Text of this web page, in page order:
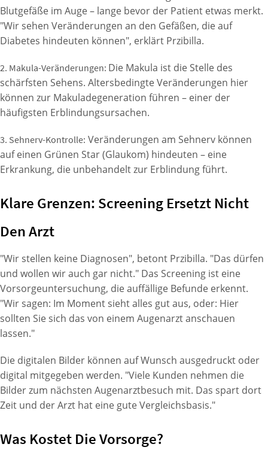
Blutgefäße im Auge – lange bevor der Patient etwas merkt.
"Wir sehen Veränderungen an den Gefäßen, die auf
Diabetes hindeuten können", erklärt Przibilla.
2. Makula-Veränderungen: Die Makula ist die Stelle des
schärfsten Sehens. Altersbedingte Veränderungen hier
können zur Makuladegeneration führen – einer der
häufigsten Erblindungsursachen.
3. Sehnerv-Kontrolle: Veränderungen am Sehnerv können
auf einen Grünen Star (Glaukom) hindeuten – eine
Erkrankung, die unbehandelt zur Erblindung führt.
Klare Grenzen: Screening Ersetzt Nicht
Den Arzt
"Wir stellen keine Diagnosen", betont Przibilla. "Das dürfen
und wollen wir auch gar nicht." Das Screening ist eine
Vorsorgeuntersuchung, die auffällige Befunde erkennt.
"Wir sagen: Im Moment sieht alles gut aus, oder: Hier
sollten Sie sich das von einem Augenarzt anschauen
lassen."
Die digitalen Bilder können auf Wunsch ausgedruckt oder
digital mitgegeben werden. "Viele Kunden nehmen die
Bilder zum nächsten Augenarztbesuch mit. Das spart dort
Zeit und der Arzt hat eine gute Vergleichsbasis."
Was Kostet Die Vorsorge?